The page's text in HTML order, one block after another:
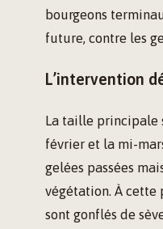
bourgeons
future, contre les
L’intervention
La taille principale
février et la mi-
gelées passées
végétation. À cette
sont gonflés de